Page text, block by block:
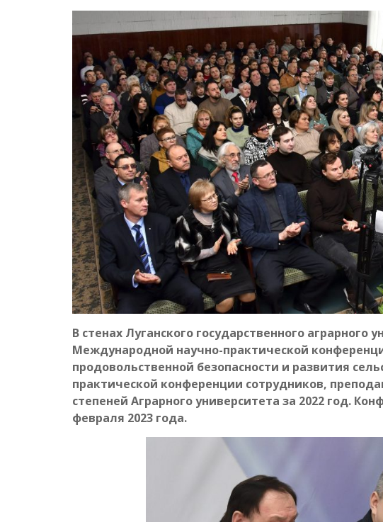
В стенах Луганского государственного аграрного
Международной научно-практической
продовольственной безопасности и развития
практической конференции сотрудников,
степеней Аграрного университета за 2022 год.
февраля 2023 года.